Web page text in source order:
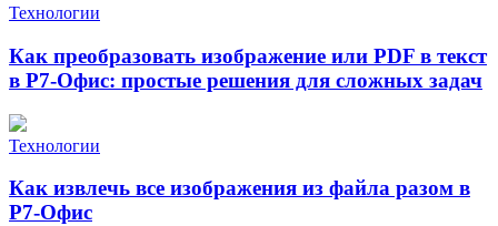
Технологии
Как преобразовать изображение или PDF в текст
в Р7-Офис: простые решения для сложных задач
Технологии
Как извлечь все изображения из файла разом в
Р7-Офис